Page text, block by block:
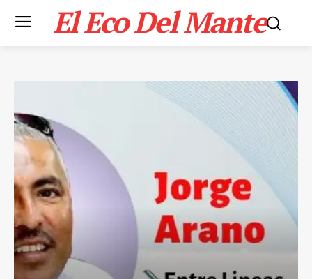
El Eco Del Mante